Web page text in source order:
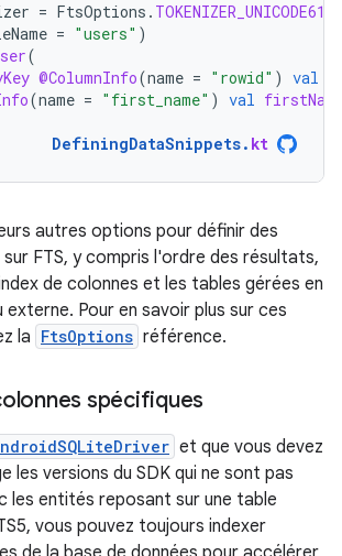
= FtsOptions . TOKENIZER_UNICODE61
= "users" )
(
@ColumnInfo(name = "rowid" ) val
(name = "first_name" ) val
DefiningDataSnippets. kt
autres options pour définir des
FTS, y compris l'ordre des résultats,
de colonnes et les tables gérées en
Pour en savoir plus sur ces
la FtsOptions référence.
spécifiques
et que vous devez
les versions du SDK qui ne sont pas
les entités reposant sur une table
vous pouvez toujours indexer